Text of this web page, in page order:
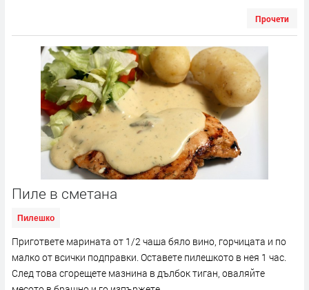
Прочети
Пиле в сметана
Пилешко
Пригответе марината от 1/2 чаша бяло вино, горчицата и по
малко от всички подправки. Оставете пилешкото в нея 1 час.
След това сгорещете мазнина в дълбок тиган, оваляйте